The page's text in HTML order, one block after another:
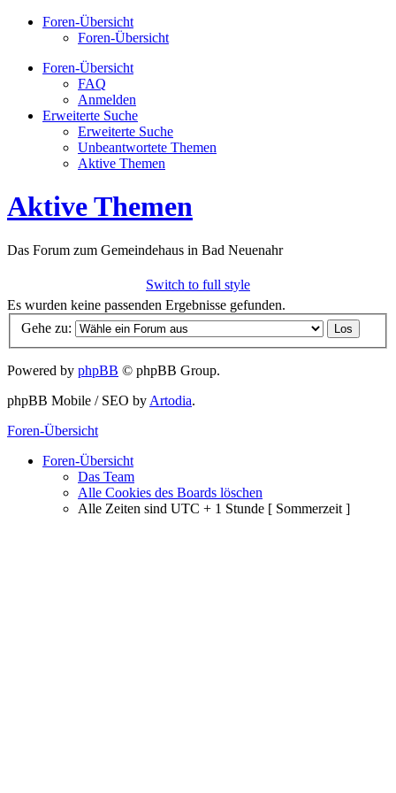
Foren-Übersicht
Foren-Übersicht
Foren-Übersicht
FAQ
Anmelden
Erweiterte Suche
Erweiterte Suche
Unbeantwortete Themen
Aktive Themen
Aktive Themen
Das Forum zum Gemeindehaus in Bad Neuenahr
Switch to full style
Es wurden keine passenden Ergebnisse gefunden.
Gehe zu:
Powered by phpBB © phpBB Group.
phpBB Mobile / SEO byArtodia.
Foren-Übersicht
Foren-Übersicht
Das Team
Alle Cookies des Boards löschen
Alle Zeiten sind UTC + 1 Stunde [ Sommerzeit ]